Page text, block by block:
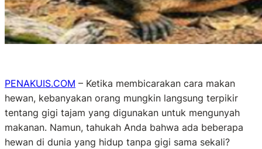
PENAKUIS.COM – Ketika membicarakan cara makan
hewan, kebanyakan orang mungkin langsung terpikir
tentang gigi tajam yang digunakan untuk mengunyah
makanan. Namun, tahukah Anda bahwa ada beberapa
hewan di dunia yang hidup tanpa gigi sama sekali?